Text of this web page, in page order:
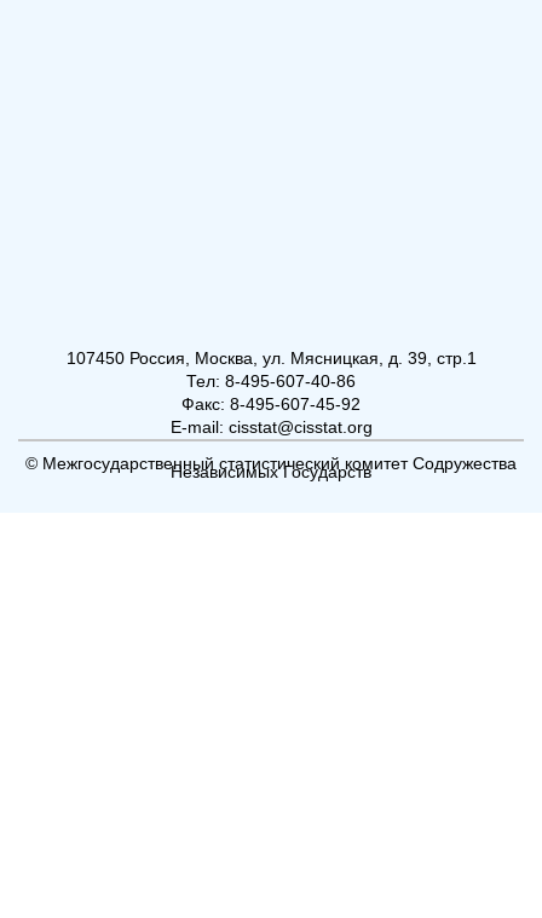
107450 Россия, Москва, ул. Мясницкая, д. 39, стр.1
Тел: 8-495-607-40-86
Факс: 8-495-607-45-92
E-mail: cisstat@cisstat.org
© Межгосударственный статистический комитет Содружества
Независимых Государств